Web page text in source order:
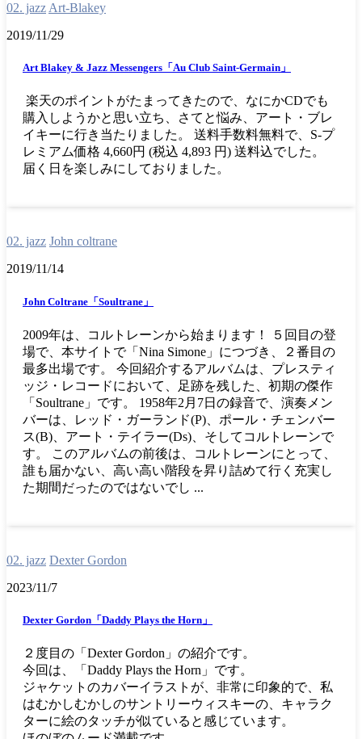
02. jazz Art-Blakey
2019/11/29
Art Blakey & Jazz Messengers「Au Club Saint-Germain」
楽天のポイントがたまってきたので、なにかCDでも
購入しようかと思い立ち、さてと悩み、アート・ブレ
イキーに行き当たりました。 送料手数料無料で、S-プ
レミアム価格 4,660円 (税込 4,893 円) 送料込でした。
届く日を楽しみにしておりました。
02. jazz John coltrane
2019/11/14
John Coltrane「Soultrane」
2009年は、コルトレーンから始まります！ ５回目の登
場で、本サイトで「Nina Simone」につづき、２番目の
最多出場です。 今回紹介するアルバムは、プレスティ
ッジ・レコードにおいて、足跡を残した、初期の傑作
「Soultrane」です。 1958年2月7日の録音で、演奏メン
バーは、レッド・ガーランド(P)、ポール・チェンバー
ス(B)、アート・テイラー(Ds)、そしてコルトレーンで
す。 このアルバムの前後は、コルトレーンにとって、
誰も届かない、高い高い階段を昇り詰めて行く充実し
た期間だったのではないでし ...
02. jazz Dexter Gordon
2023/11/7
Dexter Gordon「Daddy Plays the Horn」
２度目の「Dexter Gordon」の紹介です。
今回は、「Daddy Plays the Horn」です。
ジャケットのカバーイラストが、非常に印象的で、私
はむかしむかしのサントリーウィスキーの、キャラク
ターに絵のタッチが似ていると感じています。